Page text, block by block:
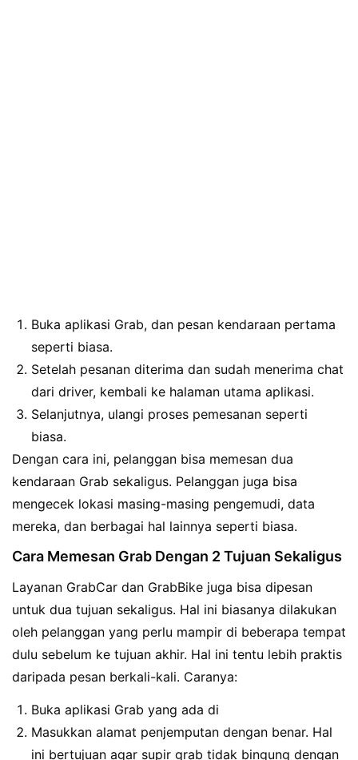
Buka aplikasi Grab, dan pesan kendaraan pertama
seperti biasa.
Setelah pesanan diterima dan sudah menerima chat
dari driver, kembali ke halaman utama aplikasi.
Selanjutnya, ulangi proses pemesanan seperti
biasa.
Dengan cara ini, pelanggan bisa memesan dua
kendaraan Grab sekaligus. Pelanggan juga bisa
mengecek lokasi masing-masing pengemudi, data
mereka, dan berbagai hal lainnya seperti biasa.
Cara Memesan Grab Dengan 2 Tujuan Sekaligus
Layanan GrabCar dan GrabBike juga bisa dipesan
untuk dua tujuan sekaligus. Hal ini biasanya dilakukan
oleh pelanggan yang perlu mampir di beberapa tempat
dulu sebelum ke tujuan akhir. Hal ini tentu lebih praktis
daripada pesan berkali-kali. Caranya:
Buka aplikasi Grab yang ada di
Masukkan alamat penjemputan dengan benar. Hal
ini bertujuan agar supir grab tidak bingung dengan